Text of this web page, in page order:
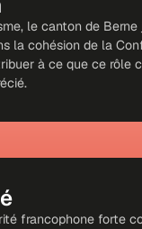
le canton de
la cohésion de la
à ce que ce rôle
francophone forte